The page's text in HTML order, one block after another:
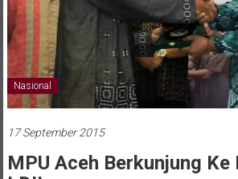
Nasional
MPU Aceh Berkunjung Ke
LDII